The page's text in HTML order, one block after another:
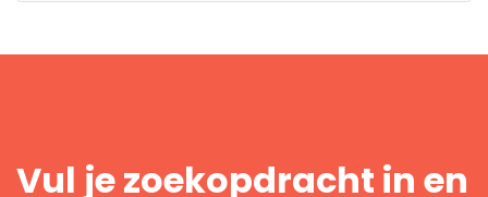
Vul je zoekopdracht in en